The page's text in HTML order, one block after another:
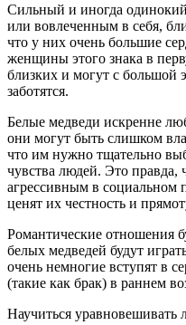
Сильный и иногда
или вовлеченным в себя,
что у них очень большие
женщины этого знака в
близких и могут с большой
заботятся.
Белые медведи искренне
они могут быть слишком
что им нужно тщательно
чувства людей. Это правда,
агрессивным в социальном
ценят их честность и
Романтические отношения
белых медведей будут
очень немногие вступят в
(такие как брак) в раннем
Научиться